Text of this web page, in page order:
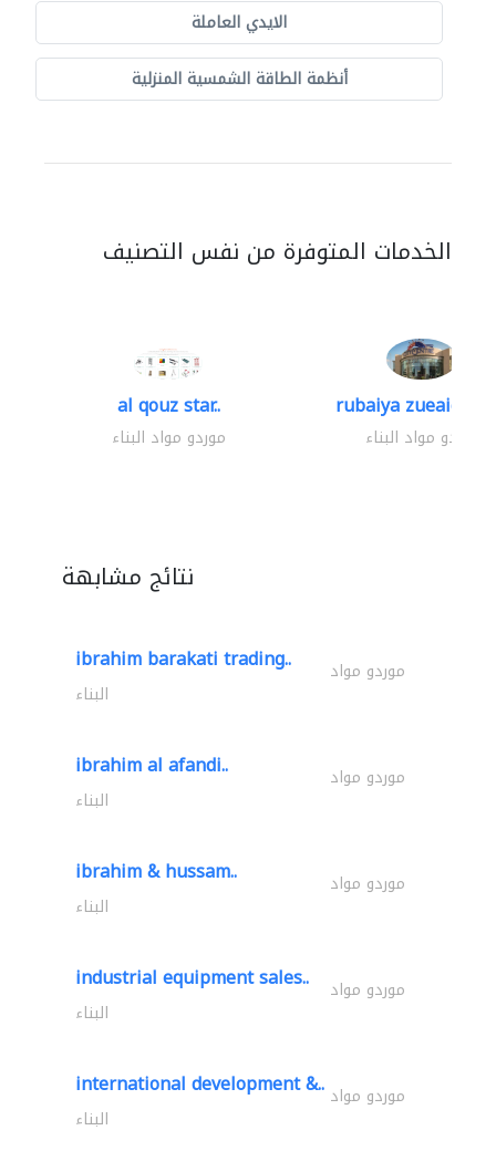
الايدي العاملة
أنظمة الطاقة الشمسية المنزلية
الخدمات المتوفرة من نفس التصنيف
al qouz star..
موردو مواد البناء
rubaiya zueaid
موردو مواد البناء
نتائج مشابهة
ibrahim barakati trading.. موردو مواد
البناء
ibrahim al afandi.. موردو مواد
البناء
ibrahim & hussam.. موردو مواد
البناء
industrial equipment sales.. موردو مواد
البناء
international development &.. موردو مواد
البناء